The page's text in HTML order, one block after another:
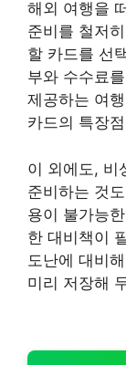
해외 여행을
준비를 철저
할 카드를 선
부와 수수료
제공하는 여
카드의 특장
이 외에도, 비
준비하는 것
용이 불가능
한 대비책이
도난에 대비
미리 저장해